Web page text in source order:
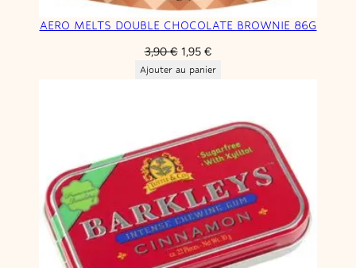
AERO MELTS DOUBLE CHOCOLATE BROWNIE 86G
3,90€ Le
prix
1,95 €Le
prix
1,95 €.
Ajouter au panier